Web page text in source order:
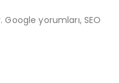
yorumları, SEO